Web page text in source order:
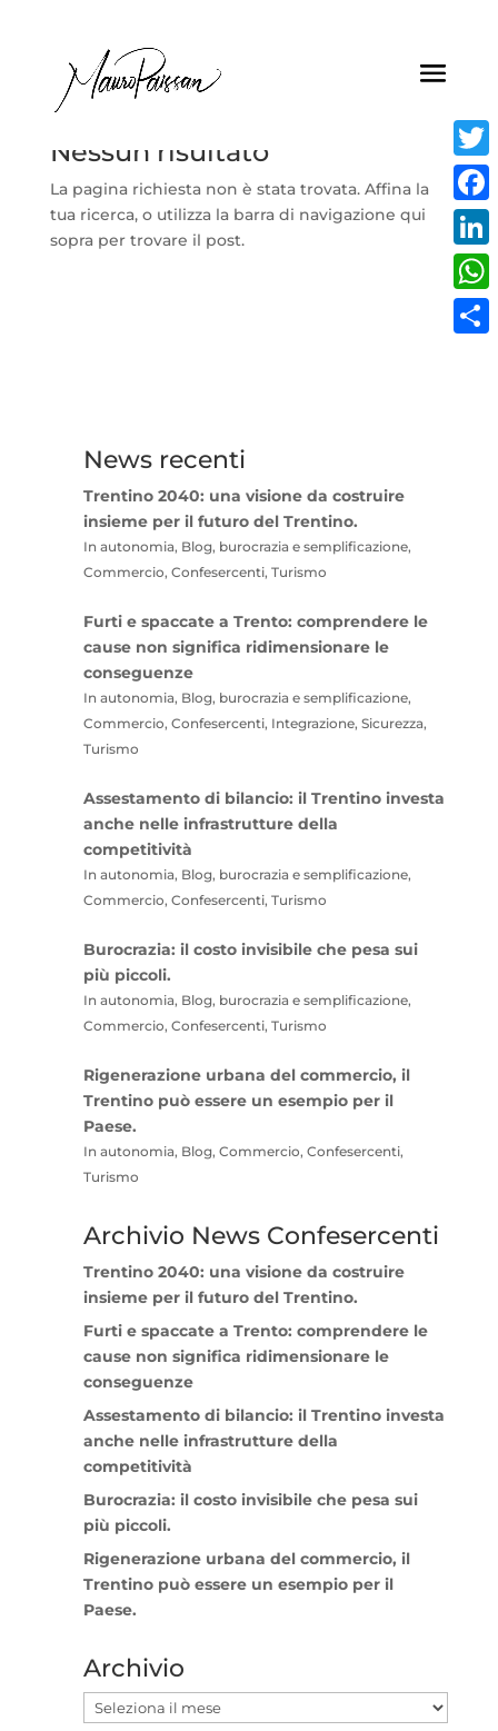
Nessun risultato
La pagina richiesta non è stata trovata. Affina la
tua ricerca, o utilizza la barra di navigazione qui
sopra per trovare il post.
News recenti
Trentino 2040: una visione da costruire
insieme per il futuro del Trentino.
In autonomia, Blog, burocrazia e semplificazione,
Commercio, Confesercenti, Turismo
Furti e spaccate a Trento: comprendere le
cause non significa ridimensionare le
conseguenze
In autonomia, Blog, burocrazia e semplificazione,
Commercio, Confesercenti, Integrazione, Sicurezza,
Turismo
Assestamento di bilancio: il Trentino investa
anche nelle infrastrutture della
competitività
In autonomia, Blog, burocrazia e semplificazione,
Commercio, Confesercenti, Turismo
Burocrazia: il costo invisibile che pesa sui
più piccoli.
In autonomia, Blog, burocrazia e semplificazione,
Commercio, Confesercenti, Turismo
Rigenerazione urbana del commercio, il
Trentino può essere un esempio per il
Paese.
In autonomia, Blog, Commercio, Confesercenti,
Turismo
Archivio News Confesercenti
Trentino 2040: una visione da costruire
insieme per il futuro del Trentino.
Furti e spaccate a Trento: comprendere le
cause non significa ridimensionare le
conseguenze
Assestamento di bilancio: il Trentino investa
anche nelle infrastrutture della
competitività
Burocrazia: il costo invisibile che pesa sui
più piccoli.
Rigenerazione urbana del commercio, il
Trentino può essere un esempio per il
Paese.
Archivio
Archivio